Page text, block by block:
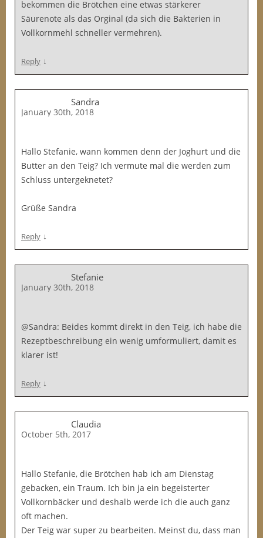
bekommen die Brötchen eine etwas stärkerer
Säurenote als das Orginal (da sich die Bakterien in
Vollkornmehl schneller vermehren).
Reply ↓
Sandra
January 30th, 2018
Hallo Stefanie, wann kommen denn der Joghurt und die
Butter an den Teig? Ich vermute mal die werden zum
Schluss untergeknetet?
Grüße Sandra
Reply ↓
Stefanie
January 30th, 2018
@Sandra: Beides kommt direkt in den Teig, ich habe die
Rezeptbeschreibung ein wenig umformuliert, damit es
klarer ist!
Reply ↓
Claudia
October 5th, 2017
Hallo Stefanie, die Brötchen hab ich am Dienstag
gebacken, ein Traum. Ich bin ja ein begeisterter
Vollkornbäcker und deshalb werde ich die auch ganz
oft machen.
Der Teig war super zu bearbeiten. Meinst du, dass man